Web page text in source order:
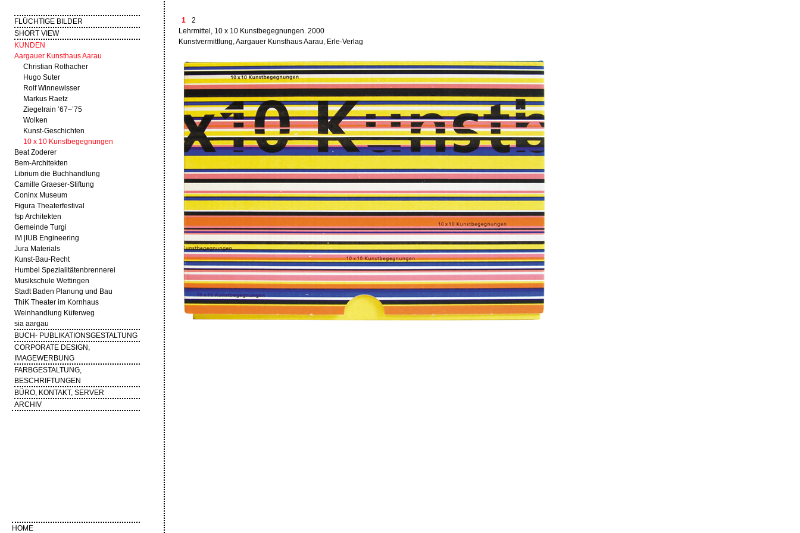
FLÜCHTIGE BILDER
SHORT VIEW
KUNDEN
Aargauer Kunsthaus Aarau
Christian Rothacher
Hugo Suter
Rolf Winnewisser
Markus Raetz
Ziegelrain ’67–’75
Wolken
Kunst-Geschichten
10 x 10 Kunstbegegnungen
Beat Zoderer
Bem-Architekten
Librium die Buchhandlung
Camille Graeser-Stiftung
Coninx Museum
Figura Theaterfestival
fsp Architekten
Gemeinde Turgi
IM |IUB Engineering
Jura Materials
Kunst-Bau-Recht
Humbel Spezialitätenbrennerei
Musikschule Wettingen
Stadt Baden Planung und Bau
ThiK Theater im Kornhaus
Weinhandlung Küferweg
sia aargau
BUCH- PUBLIKATIONSGESTALTUNG
CORPORATE DESIGN,
IMAGEWERBUNG
FARBGESTALTUNG,
BESCHRIFTUNGEN
BÜRO, KONTAKT, SERVER
ARCHIV
1
2
Lehrmittel, 10 x 10 Kunstbegegnungen. 2000
Kunstvermittlung, Aargauer Kunsthaus Aarau, Erle-Verlag
HOME